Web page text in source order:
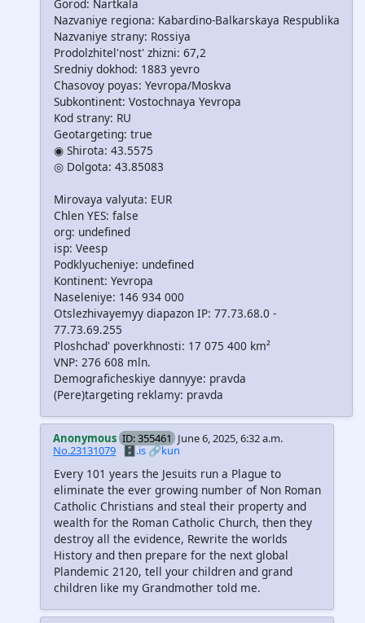
Gorod: Nartkala
Nazvaniye regiona: Kabardino-Balkarskaya Respublika
Nazvaniye strany: Rossiya
Prodolzhitel'nost' zhizni: 67,2
Sredniy dokhod: 1883 yevro
Chasovoy poyas: Yevropa/Moskva
Subkontinent: Vostochnaya Yevropa
Kod strany: RU
Geotargeting: true
◉ Shirota: 43.5575
◎ Dolgota: 43.85083
Mirovaya valyuta: EUR
Chlen YES: false
org: undefined
isp: Veesp
Podklyucheniye: undefined
Kontinent: Yevropa
Naseleniye: 146 934 000
Otslezhivayemyy diapazon IP: 77.73.68.0 -
77.73.69.255
Ploshchad' poverkhnosti: 17 075 400 km²
VNP: 276 608 mln.
Demograficheskiye dannyye: pravda
(Pere)targeting reklamy: pravda
Anonymous ID: 355461 June 6, 2025, 6:32 a.m.
No.23131079 🗄️.is🔗kun
Every 101 years the Jesuits run a Plague to
eliminate the ever growing number of Non Roman
Catholic Christians and steal their property and
wealth for the Roman Catholic Church, then they
destroy all the evidence, Rewrite the worlds
History and then prepare for the next global
Plandemic 2120, tell your children and grand
children like my Grandmother told me.